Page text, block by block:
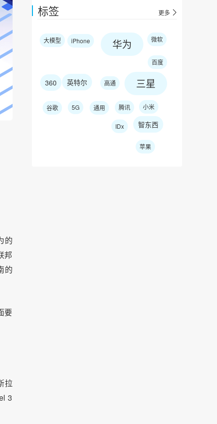
标签 更多
大模型 iPhone 华为 微软
百度
360 英特尔 高通 三星
谷歌 5G 通用 腾讯 小米
IDx 智东西
苹果
的
邦
的
要
拉
3